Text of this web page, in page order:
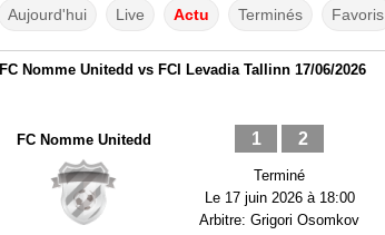
Aujourd'hui Live Actu Terminés Favoris
FC Nomme Unitedd vs FCI Levadia Tallinn 17/06/2026
FC Nomme Unitedd 1 2
Terminé
Le 17 juin 2026 à 18:00
Arbitre: Grigori Osomkov